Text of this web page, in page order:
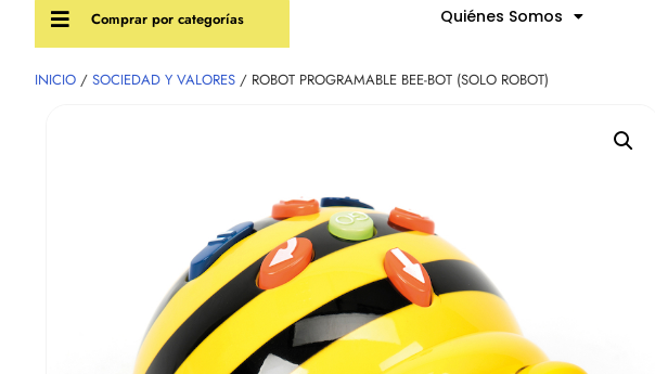
Comprar por categorías Quiénes Somos
INICIO / SOCIEDAD Y VALORES / ROBOT PROGRAMABLE BEE-BOT (SOLO ROBOT)